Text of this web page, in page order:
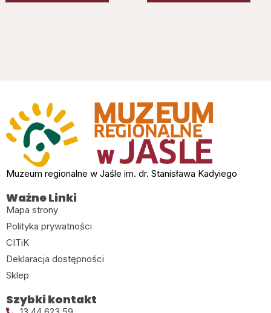
Muzeum regionalne w Jaśle im. dr. Stanisława Kadyiego
Ważne Linki
Mapa strony
Polityka prywatności
CITiK
Deklaracja dostępności
Sklep
Szybki kontakt